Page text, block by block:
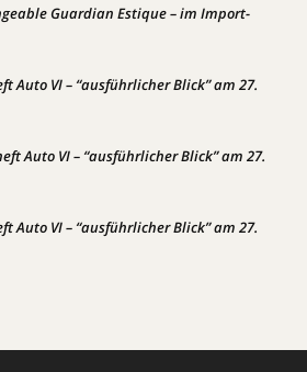
Guardian Estique – im Import-
Auto VI – “ausführlicher Blick” am 27.
Auto VI – “ausführlicher Blick” am 27.
Auto VI – “ausführlicher Blick” am 27.